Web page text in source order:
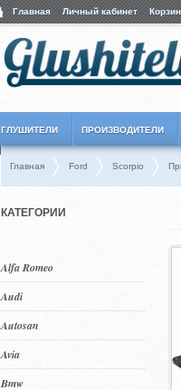
Главная Личный кабинет
ГЛУШИТЕЛИ ПРОИЗВОДИТЕЛИ
Главная Ford Scorpio
КАТЕГОРИИ
Alfa Romeo
Audi
Autosan
Avia
Bmw